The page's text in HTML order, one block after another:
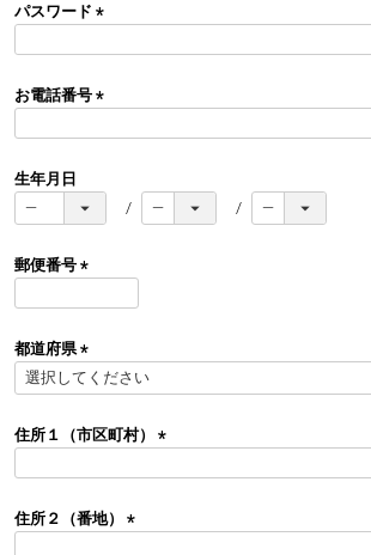
)
パスワード
須
)
お電話番号
)
生年月日
郵便番号
須
)
都道府県
(
須
)
住所１（市区町村）
)
住所２（番地）